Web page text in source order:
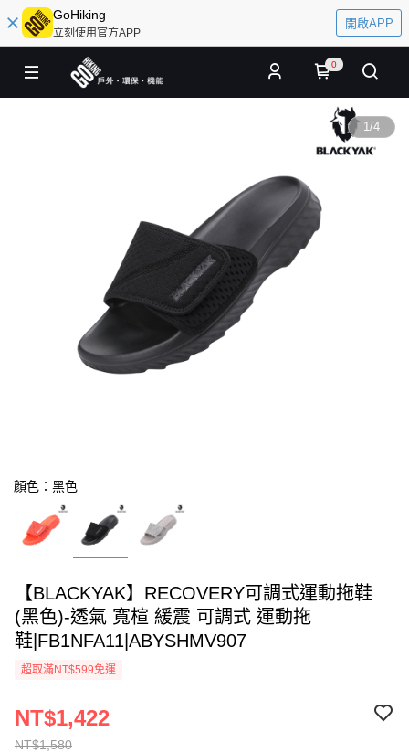
GoHiking
立刻使用官方APP
開啟APP
0
1/4
顏色：黑色
【BLACKYAK】RECOVERY可調式運動拖鞋
(黑色)-透氣 寬楦 緩震 可調式 運動拖
鞋|FB1NFA11|ABYSHMV907
超取滿NT$599免運
NT$1,580
NT$1,422